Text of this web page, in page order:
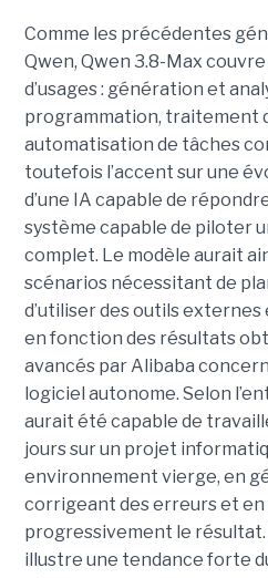
Comme les précédentes
Qwen, Qwen 3.8-Max
d’usages : génération et
programmation, traitement
automatisation de tâches
toutefois l’accent sur une
d’une IA capable de
système capable de piloter
complet. Le modèle aurait
scénarios nécessitant de
d’utiliser des outils externes
en fonction des résultats
avancés par Alibaba
logiciel autonome. Selon
aurait été capable de
jours sur un projet
environnement vierge, en
corrigeant des erreurs et
progressivement le
illustre une tendance forte